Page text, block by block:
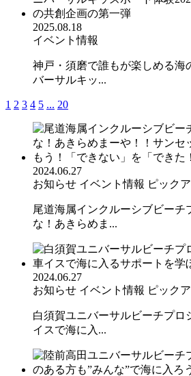
2025.08.18
イベント情報
神戸・須磨で誰もが楽しめる海
バーサルキッ...
1 2 3 4 5 ... 20
2024.06.27
お知らせ イベント情報 ピック
尾道海属インクルーシブビーチ
な！あきらめま...
2024.06.27
お知らせ イベント情報 ピック
白須賀ユニバーサルビーチプロ
イスで海に入...